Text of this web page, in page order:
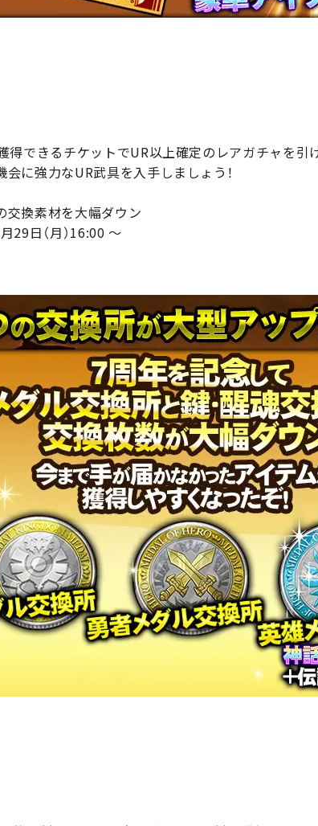
得できるチケットでUR以上確定のレアガチャを引
会に強力なUR武具を入手しましょう！
交換素材を大幅ダウン
29日（月）16:00 ～